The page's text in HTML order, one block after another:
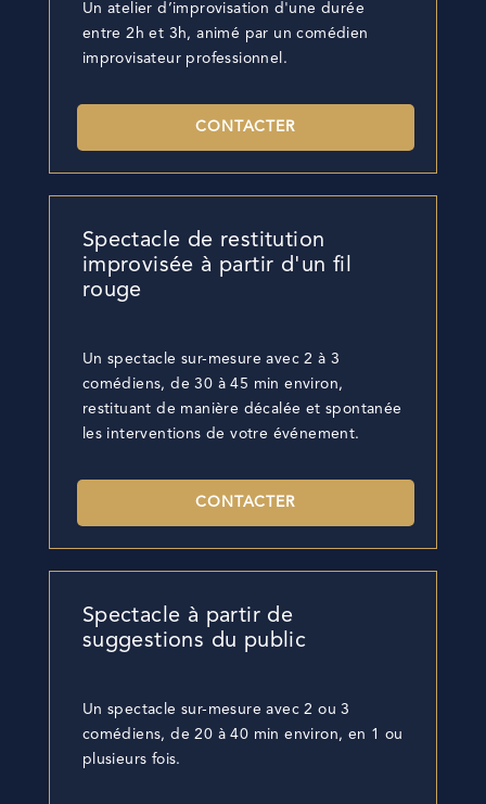
Un atelier d’improvisation d'une durée
entre 2h et 3h, animé par un comédien
improvisateur professionnel.
CONTACTER
Spectacle de restitution
improvisée à partir d'un fil
rouge
Un spectacle sur-mesure avec 2 à 3
comédiens, de 30 à 45 min environ,
restituant de manière décalée et spontanée
les interventions de votre événement.
CONTACTER
Spectacle à partir de
suggestions du public
Un spectacle sur-mesure avec 2 ou 3
comédiens, de 20 à 40 min environ, en 1 ou
plusieurs fois.